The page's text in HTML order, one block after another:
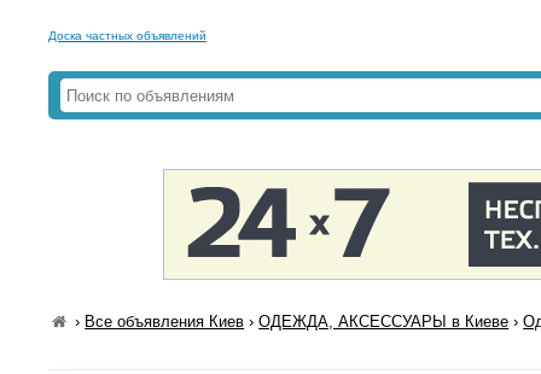
Доска частных объявлений
› Все объявления Киев ›ОДЕЖДА, АКСЕССУАРЫ в Киеве ›